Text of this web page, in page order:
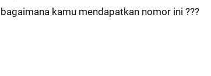
kamu mendapatkan nomor ini ???